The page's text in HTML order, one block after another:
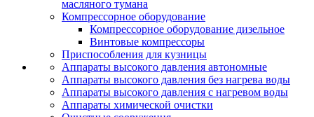
масляного тумана
Компрессорное оборудование
Компрессорное оборудование дизельное
Винтовые компрессоры
Приспособления для кузницы
Аппараты высокого давления автономные
Аппараты высокого давления без нагрева воды
Аппараты высокого давления с нагревом воды
Аппараты химической очистки